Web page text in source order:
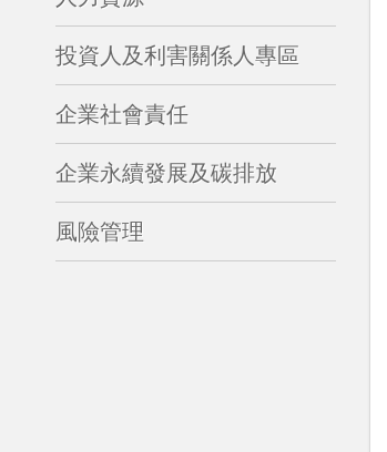
投資人及利害關係人專區
企業社會責任
企業永續發展及碳排放
風險管理